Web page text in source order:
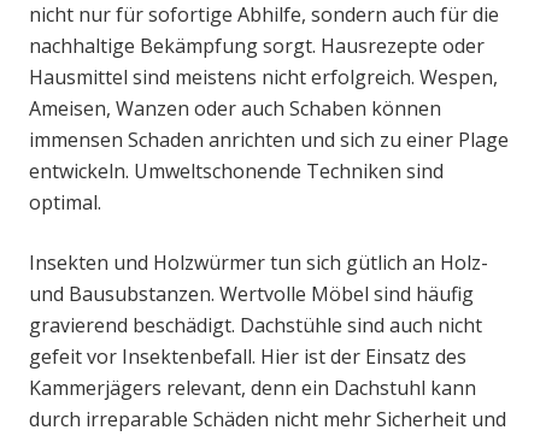
nicht nur für sofortige Abhilfe, sondern auch für die
nachhaltige Bekämpfung sorgt. Hausrezepte oder
Hausmittel sind meistens nicht erfolgreich. Wespen,
Ameisen, Wanzen oder auch Schaben können
immensen Schaden anrichten und sich zu einer Plage
entwickeln. Umweltschonende Techniken sind
optimal.
Insekten und Holzwürmer tun sich gütlich an Holz-
und Bausubstanzen. Wertvolle Möbel sind häufig
gravierend beschädigt. Dachstühle sind auch nicht
gefeit vor Insektenbefall. Hier ist der Einsatz des
Kammerjägers relevant, denn ein Dachstuhl kann
durch irreparable Schäden nicht mehr Sicherheit und